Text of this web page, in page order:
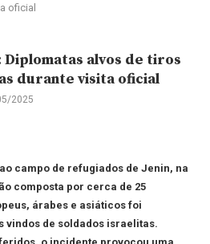
oficial
Diplomatas alvos de tiros
durante visita oficial
2025
campo de refugiados de Jenin, na
composta por cerca de 25
árabes e asiáticos foi
vindos de soldados israelitas.